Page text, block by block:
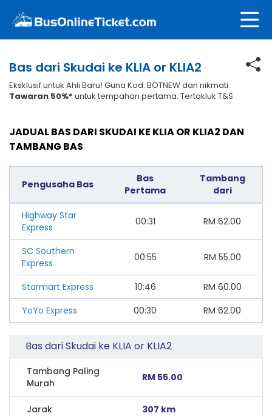
Bas dari Skudai ke KLIA or KLIA2
Eksklusif untuk Ahli Baru! Guna Kod: BOTNEW dan nikmati
Tawaran 50%* untuk tempahan pertama. Tertakluk T&S.
JADUAL BAS DARI SKUDAI KE KLIA OR KLIA2 DAN
TAMBANG BAS
Pengusaha Bas
Bas
Pertama
Tambang
dari
Highway Star
Express
00:31 RM 62.00
SC Southern
Express
00:55 RM 55.00
Starmart Express 10:46 RM 60.00
YoYo Express
00:30 RM 62.00
Bas dari Skudai ke KLIA or KLIA2
Tambang Paling
Murah
RM 55.00
Jarak 307 km